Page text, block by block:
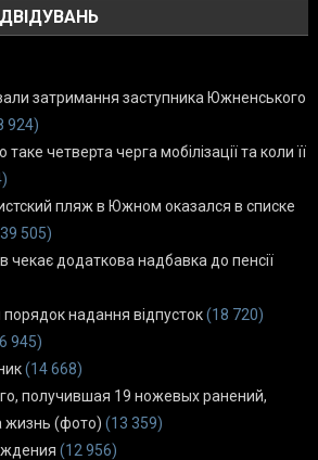
затримання заступника Южненського
924)
четверта черга мобілізації та коли її
пляж в Южном оказался в списке
505)
чекає додаткова надбавка до пенсії
порядок надання відпусток(18 720)
945)
(14 668)
получившая 19 ножевых ранений,
жизнь (фото) (13 359)
(12 956)